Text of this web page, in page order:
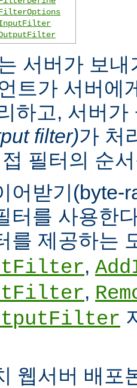
서버가 보
트가 서버에
하고, 서버
filter)가 처
필터의 순
어받기(byte-
터를 사용한
를 제공하는
,
,
웹서버 배포